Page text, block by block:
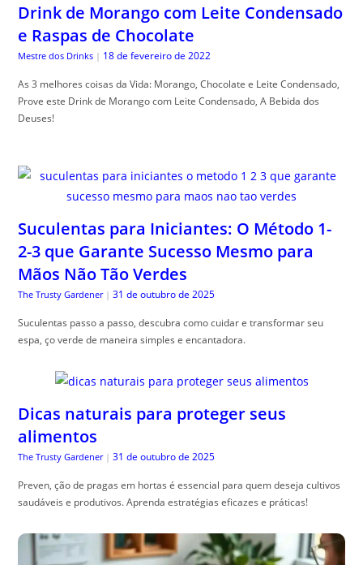
Drink de Morango com Leite Condensado
e Raspas de Chocolate
Mestre dos Drinks | 18 de fevereiro de 2022
As 3 melhores coisas da Vida: Morango, Chocolate e Leite Condensado,
Prove este Drink de Morango com Leite Condensado, A Bebida dos
Deuses!
Suculentas para Iniciantes: O Método 1-
2-3 que Garante Sucesso Mesmo para
Mãos Não Tão Verdes
The Trusty Gardener | 31 de outubro de 2025
Suculentas passo a passo, descubra como cuidar e transformar seu
espa, ço verde de maneira simples e encantadora.
Dicas naturais para proteger seus
alimentos
The Trusty Gardener | 31 de outubro de 2025
Preven, ção de pragas em hortas é essencial para quem deseja cultivos
saudáveis e produtivos. Aprenda estratégias eficazes e práticas!